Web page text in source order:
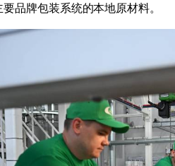
品牌包装系统的本地原材料。